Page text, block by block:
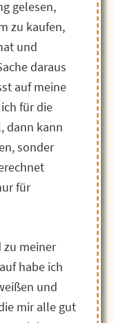
gelesen,
zu kaufen,
und
daraus
auf meine
für die
dann kann
sonder
für
zu meiner
habe ich
und
mir alle gut